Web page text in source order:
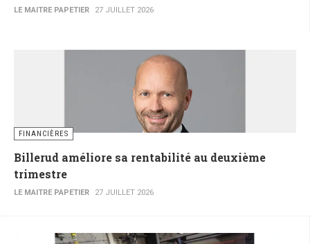
LE MAITRE PAPETIER 27 JUILLET 2026
FINANCIÈRES
Billerud améliore sa rentabilité au deuxième
trimestre
LE MAITRE PAPETIER 27 JUILLET 2026